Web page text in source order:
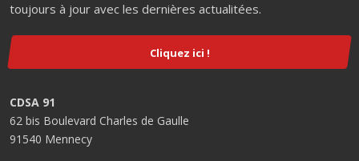
toujours à jour avec les dernières actualitées.
Cliquez ici !
CDSA 91
62 bis Boulevard Charles de Gaulle
91540 Mennecy